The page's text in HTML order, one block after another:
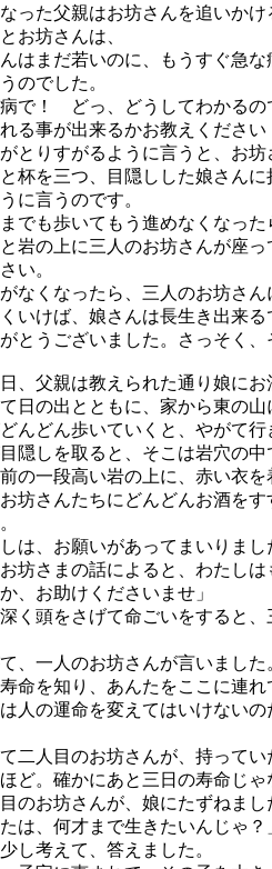
った父親はお坊さんを追いかけ
お坊さんは、
んはまだ若いのに、もうすぐ急
のでした。
病で！ どっ、どうしてわかる
る事が出来るかお教えください
とりすがるように言うと、お坊
と杯を三つ、目隠しした娘さん
に言うのです。
でも歩いてもう進めなくなった
岩の上に三人のお坊さんが座っ
い。
なくなったら、三人のお坊さん
いけば、娘さんは長生き出来る
がとうございました。さっそく、
、父親は教えられた通り娘にお
日の出とともに、家から東の山
んどん歩いていくと、やがて行
隠しを取ると、そこは岩穴の中
の一段高い岩の上に、赤い衣を
坊さんたちにどんどんお酒をす
しは、お願いがあってまいりまし
坊さまの話によると、わたしは
、お助けくださいませ」
く頭をさげて命ごいをすると、
、一人のお坊さんが言いました
寿命を知り、あんたをここに連
人の運命を変えてはいけないの
二人目のお坊さんが、持ってい
ほど。確かにあと三日の寿命じ
のお坊さんが、娘にたずねまし
たは、何才まで生きたいんじゃ？
し考えて、答えました。